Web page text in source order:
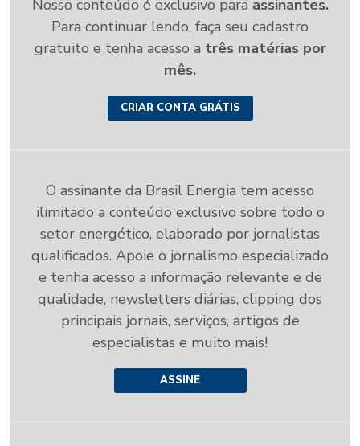
Nosso conteúdo é exclusivo para assinantes.
Para continuar lendo, faça seu cadastro
gratuito e tenha acesso a três matérias por
mês.
CRIAR CONTA GRÁTIS
O assinante da Brasil Energia tem acesso
ilimitado a conteúdo exclusivo sobre todo o
setor energético, elaborado por jornalistas
qualificados. Apoie o jornalismo especializado
e tenha acesso a informação relevante e de
qualidade, newsletters diárias, clipping dos
principais jornais, serviços, artigos de
especialistas e muito mais!
ASSINE